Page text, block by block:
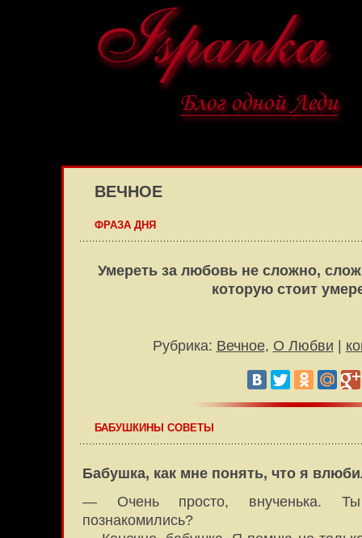
ВЕЧНОЕ
ФРАЗА ДНЯ
Умереть за любовь не сложно,
которую стоит
Рубрика: Вечное, О Любви
БАБУШКИНЫ СОВЕТЫ
Бабушка, как мне понять, что я
— Очень просто, внученька.
познакомились?